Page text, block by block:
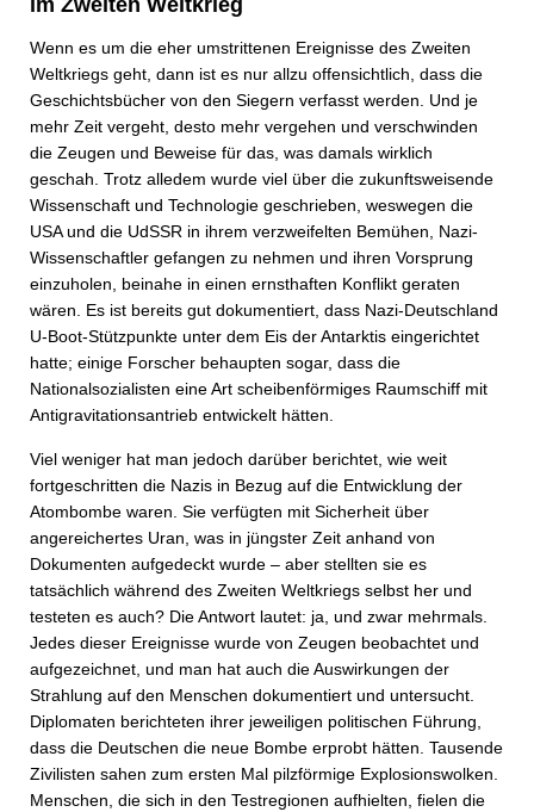
im Zweiten Weltkrieg
Wenn es um die eher umstrittenen Ereignisse des Zweiten
Weltkriegs geht, dann ist es nur allzu offensichtlich, dass die
Geschichtsbücher von den Siegern verfasst werden. Und je
mehr Zeit vergeht, desto mehr vergehen und verschwinden
die Zeugen und Beweise für das, was damals wirklich
geschah. Trotz alledem wurde viel über die zukunftsweisende
Wissenschaft und Technologie geschrieben, weswegen die
USA und die UdSSR in ihrem verzweifelten Bemühen, Nazi-
Wissenschaftler gefangen zu nehmen und ihren Vorsprung
einzuholen, beinahe in einen ernsthaften Konflikt geraten
wären. Es ist bereits gut dokumentiert, dass Nazi-Deutschland
U-Boot-Stützpunkte unter dem Eis der Antarktis eingerichtet
hatte; einige Forscher behaupten sogar, dass die
Nationalsozialisten eine Art scheibenförmiges Raumschiff mit
Antigravitationsantrieb entwickelt hätten.
Viel weniger hat man jedoch darüber berichtet, wie weit
fortgeschritten die Nazis in Bezug auf die Entwicklung der
Atombombe waren. Sie verfügten mit Sicherheit über
angereichertes Uran, was in jüngster Zeit anhand von
Dokumenten aufgedeckt wurde – aber stellten sie es
tatsächlich während des Zweiten Weltkriegs selbst her und
testeten es auch? Die Antwort lautet: ja, und zwar mehrmals.
Jedes dieser Ereignisse wurde von Zeugen beobachtet und
aufgezeichnet, und man hat auch die Auswirkungen der
Strahlung auf den Menschen dokumentiert und untersucht.
Diplomaten berichteten ihrer jeweiligen politischen Führung,
dass die Deutschen die neue Bombe erprobt hätten. Tausende
Zivilisten sahen zum ersten Mal pilzförmige Explosionswolken.
Menschen, die sich in den Testregionen aufhielten, fielen die